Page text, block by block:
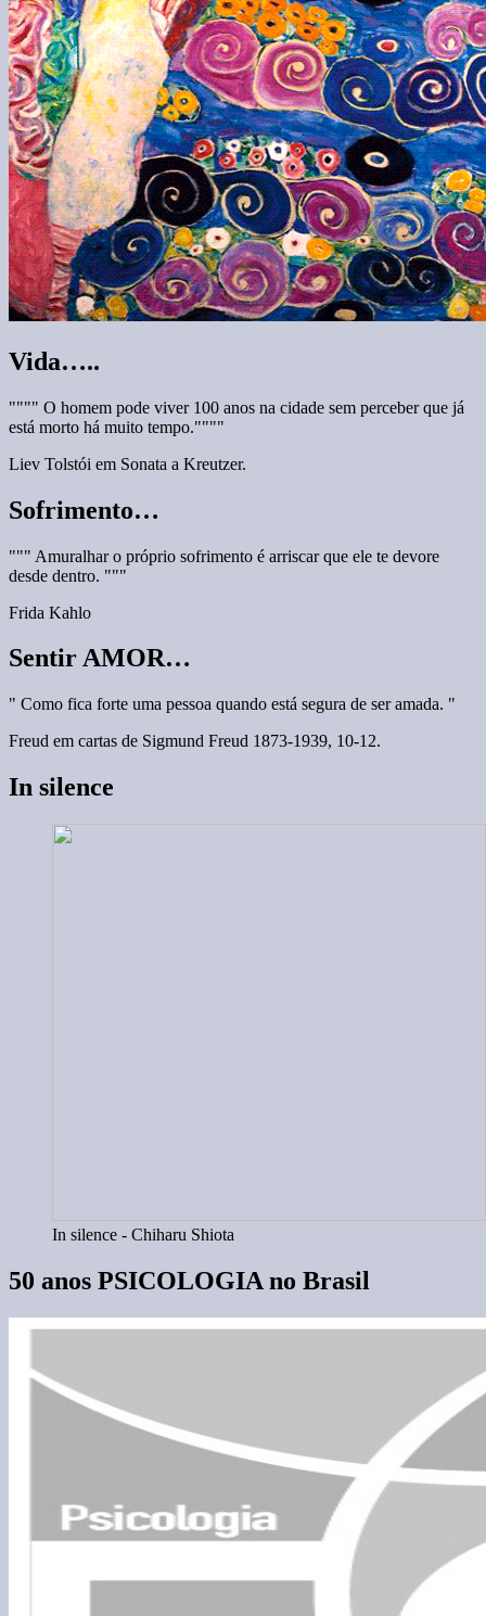
Vida…..
"""" O homem pode viver 100 anos na cidade sem perceber que já
está morto há muito tempo.""""
Liev Tolstói em Sonata a Kreutzer.
Sofrimento…
""" Amuralhar o próprio sofrimento é arriscar que ele te devore
desde dentro. """
Frida Kahlo
Sentir AMOR…
" Como fica forte uma pessoa quando está segura de ser amada. "
Freud em cartas de Sigmund Freud 1873-1939, 10-12.
In silence
In silence - Chiharu Shiota
50 anos PSICOLOGIA no Brasil